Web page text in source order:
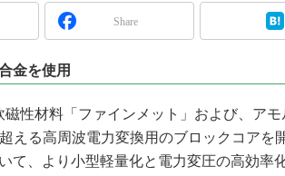
起こったこと、次の10年
探るアジアの新トレンド
を知る
ジニア”が仕掛けた社内
の180日
Share
金を使用
性材料「ファインメット」および、アモ
える高周波電力変換用のブロックコアを
て、より小型軽量化と電力変圧の高効率